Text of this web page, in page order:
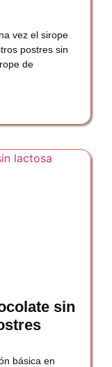
vez el sirope
postres sin
de
sin
básica en